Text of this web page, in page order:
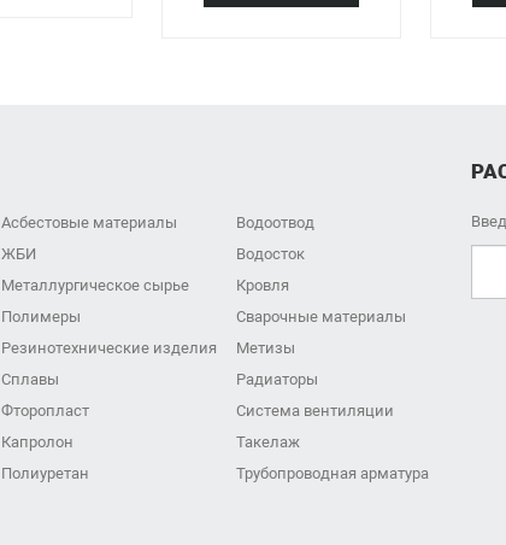
Асбестовые материалы
ЖБИ
Металлургическое сырье
Полимеры
Резинотехнические изделия
Сплавы
Фторопласт
Капролон
Полиуретан
Водоотвод
Водосток
Кровля
Сварочные материалы
Метизы
Радиаторы
Система вентиляции
Такелаж
Трубопроводная арматура